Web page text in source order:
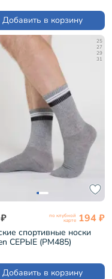
Добавить в корзину
25
27
29
31
по клубной
карте 194 ₽
спортивные носки
СЕРЫЕ (PM485)
Добавить в корзину